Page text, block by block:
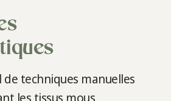
de techniques manuelles